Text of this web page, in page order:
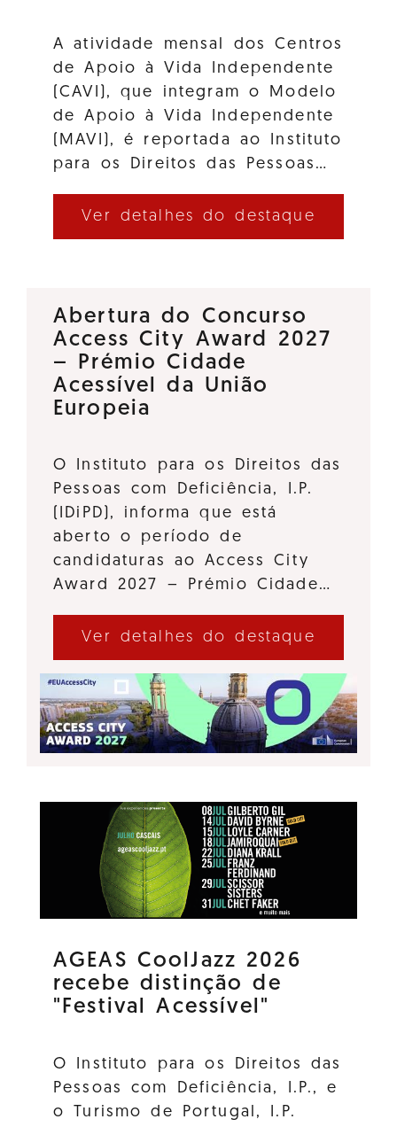
A atividade mensal dos Centros
de Apoio à Vida Independente
(CAVI), que integram o Modelo
de Apoio à Vida Independente
(MAVI), é reportada ao Instituto
para os Direitos das Pessoas…
Ver detalhes do destaque
Abertura do Concurso
Access City Award 2027
– Prémio Cidade
Acessível da União
Europeia
O Instituto para os Direitos das
Pessoas com Deficiência, I.P.
(IDiPD), informa que está
aberto o período de
candidaturas ao Access City
Award 2027 – Prémio Cidade…
Ver detalhes do destaque
AGEAS CoolJazz 2026
recebe distinção de
"Festival Acessível"
O Instituto para os Direitos das
Pessoas com Deficiência, I.P., e
o Turismo de Portugal, I.P.